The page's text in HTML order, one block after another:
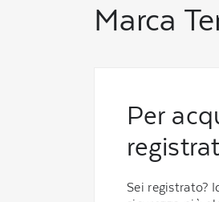
Marca
Per
Sei registrato?